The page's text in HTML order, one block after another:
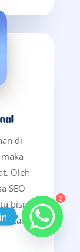
di
Oleh
SEO
bisnis
secara
2